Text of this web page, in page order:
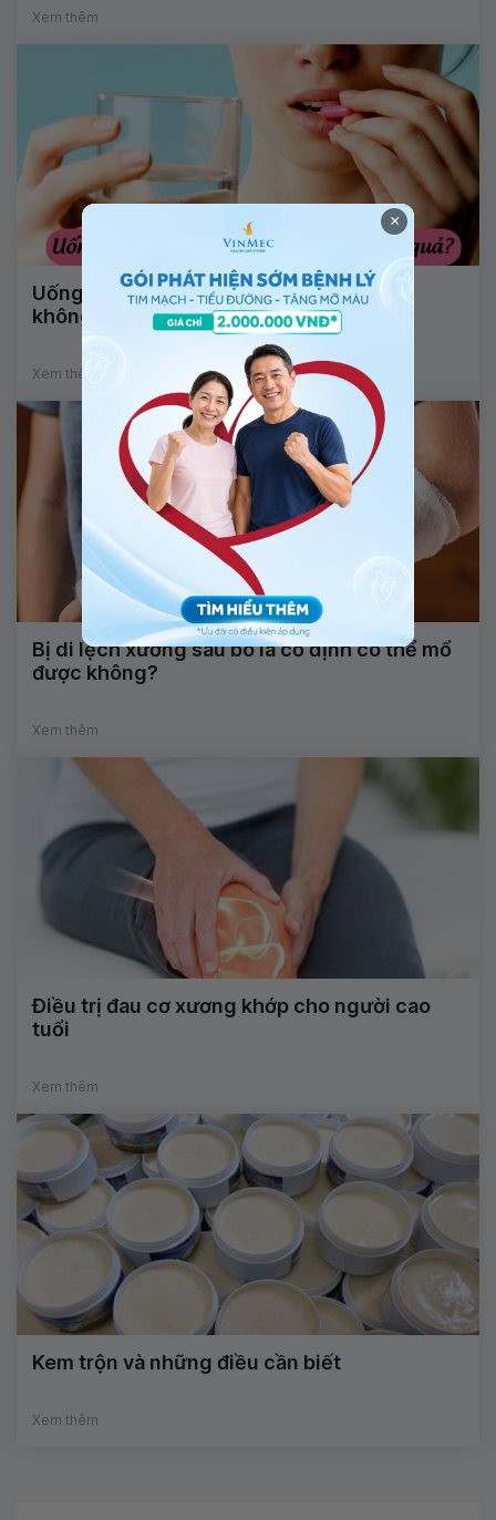
Xem thêm
Uống collagen có làm thay đổi nội tiết
không?
Xem thêm
Bị di lệch xương sau bó lá cố định có thể mổ
được không?
Xem thêm
Điều trị đau cơ xương khớp cho người cao
tuổi
Xem thêm
Kem trộn và những điều cần biết
Xem thêm
×